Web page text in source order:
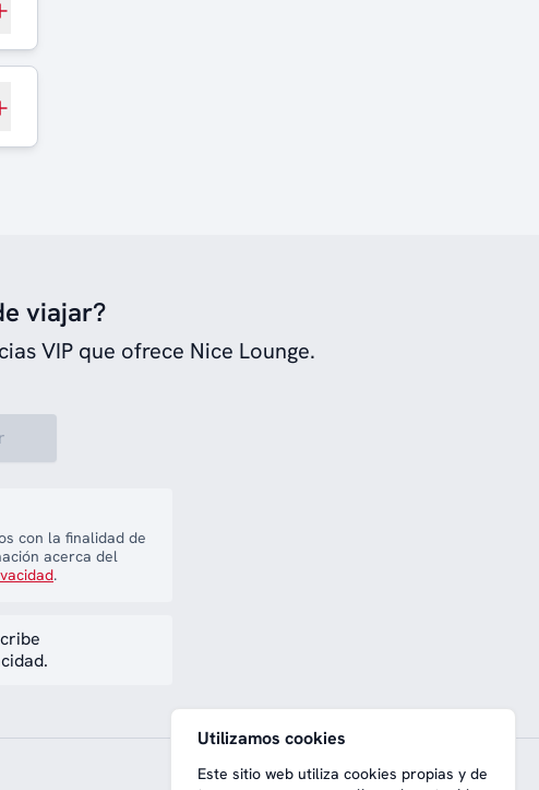
viajar?
VIP que ofrece Nice Lounge.
con la finalidad de
acerca del
.
Utilizamos cookies
Este sitio web utiliza cookies propias y de